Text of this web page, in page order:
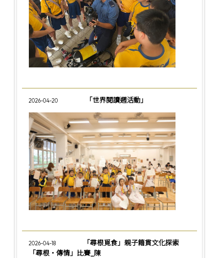
2026-04-20 「世界閱讀週活動」
2026-04-18
「尋根覓食」親子籍貫文化探索
「尋根‧傳情」比賽_陳